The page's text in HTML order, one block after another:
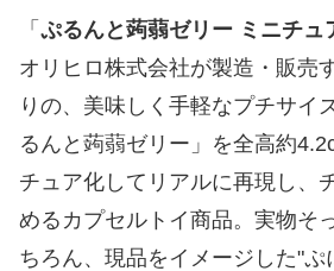
「 ぷるんと蒟蒻ゼリー ミニチュ
オリヒロ株式会社が製造・販売
りの、美味しく手軽なプチサイ
るんと蒟蒻ゼリー」を全高約
チュア化してリアルに再現し、
めるカプセルトイ商品。実物そ
ちろん、現品をイメージした"ぷ